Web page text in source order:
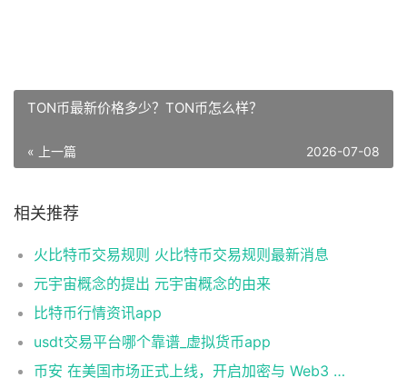
TON币最新价格多少？TON币怎么样？
« 上一篇 2026-07-08
相关推荐
火比特币交易规则 火比特币交易规则最新消息
元宇宙概念的提出 元宇宙概念的由来
比特币行情资讯app
usdt交易平台哪个靠谱_虚拟货币app
币安 在美国市场正式上线，开启加密与 Web3 创新的全新时代！